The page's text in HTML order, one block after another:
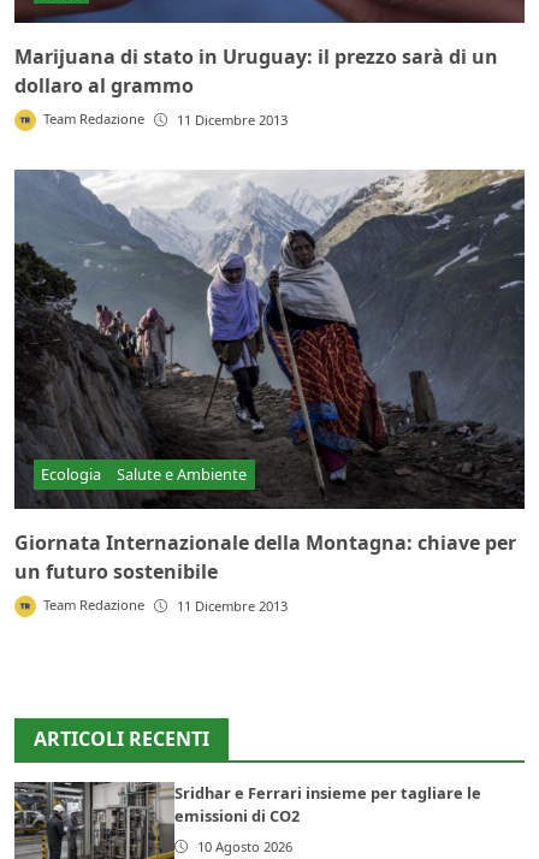
Marijuana di stato in Uruguay: il prezzo sarà di un
dollaro al grammo
Team Redazione 11 Dicembre 2013
Ecologia Salute e Ambiente
Giornata Internazionale della Montagna: chiave per
un futuro sostenibile
Team Redazione 11 Dicembre 2013
ARTICOLI RECENTI
Sridhar e Ferrari insieme per tagliare le
emissioni di CO2
10 Agosto 2026